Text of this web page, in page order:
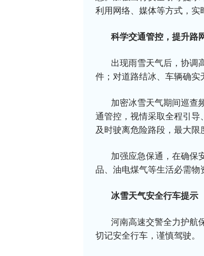
利用网络、媒体等方式，实
科学交通管控，提升路
出现雨雪天气后，协调
件；对道路结冰、车辆确实
加密冰雪天气期间巡查
通管控，视情采取全程引
及时驶离危险路段，最大限
加强应急保通，在确保
品、油电煤气等生活必需物
冰雪天气安全行车提示
河南高速交警全力护航
切记安全行车，谨慎驾驶。